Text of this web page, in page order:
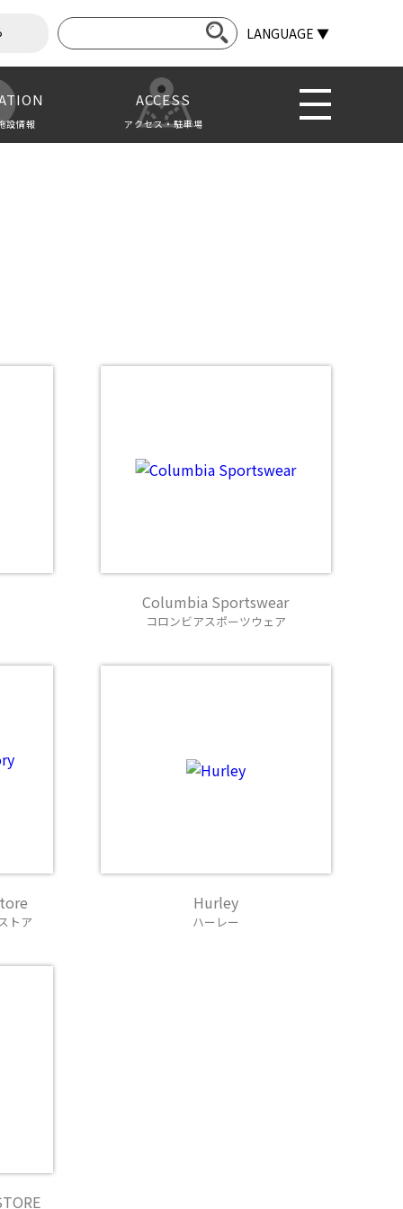
LANGUAGE ▼
設情報
ACCESS
アクセス・駐車場
Columbia Sportswear
コロンビアスポーツウェア
トア
Hurley
ハーレー